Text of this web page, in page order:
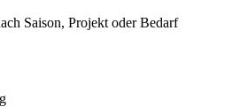
Saison, Projekt oder Bedarf